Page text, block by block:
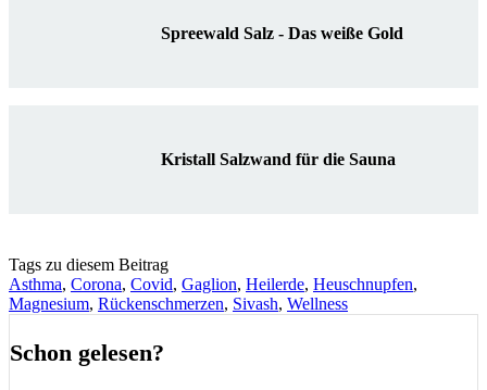
Spreewald Salz - Das weiße Gold
Kristall Salzwand für die Sauna
Tags zu diesem Beitrag
Asthma, Corona, Covid, Gaglion, Heilerde, Heuschnupfen,
Magnesium, Rückenschmerzen, Sivash, Wellness
Schon gelesen?